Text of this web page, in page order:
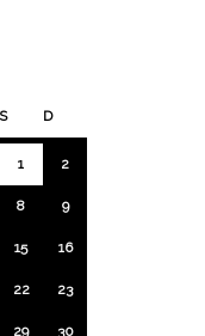
S D
1 2
8 9
15 16
22 23
29 30